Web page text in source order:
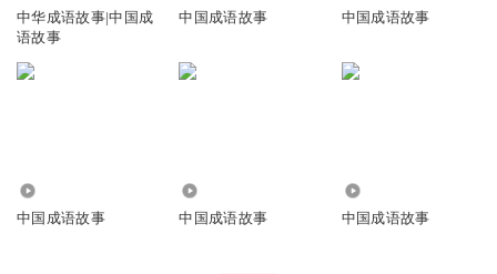
中华成语故事|中国成
语故事
中国成语故事 中国成语故事
中国成语故事 中国成语故事 中国成语故事